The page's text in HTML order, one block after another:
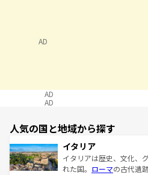
AD
AD
AD
人気の国と地域から探す
イタリア
イタリアは歴史、文化、
れた国。 ローマの古代遺